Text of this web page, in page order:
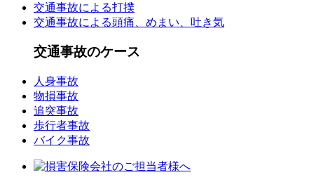
交通事故による打撲
交通事故による頭痛、めまい、吐き気
交通事故のケース
人身事故
物損事故
追突事故
歩行者事故
バイク事故